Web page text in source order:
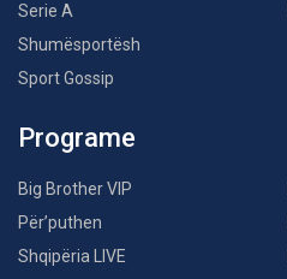
Serie A
Shumësportësh
Sport Gossip
Programe
Big Brother VIP
Për’puthen
Shqipëria LIVE